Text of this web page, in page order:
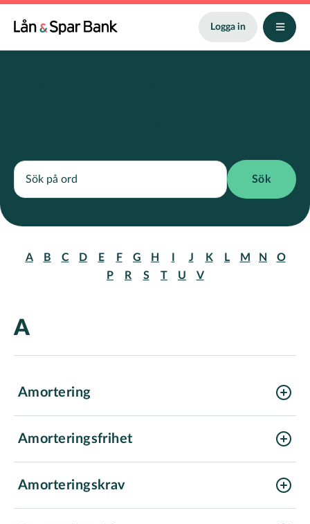
Hoppa
Logga in
A B C D E F G H J K L M N
O
P
R S T U V
A
Amortering
Amorteringsfrihet
Amorteringskrav